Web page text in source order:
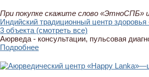
При покупке скажите слово «ЭтноСПБ»
Индийский традиционный центр
3 объекта (смотреть все)
Аюрведа - консультации, пульсовая
Подробнее